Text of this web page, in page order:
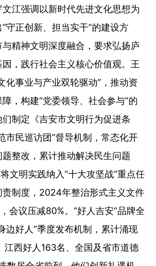
江强调以新时代先进文化思想为
守正创新、担当实干”的建设方
精神文明深度融合，要求弘扬庐
，践行社会主义核心价值观。王
化事业与产业双轮驱动”，推动资
，构建“党委领导、社会参与”的
制定《吉安市文明行为促进条
市民巡访团”督导机制，常态化开
整改，累计推动解决民生问题
文明实践纳入“十大攻坚战”重点任
责制度，2024年整治形式主义文件
会议压减80%。“好人吉安”品牌全
边好人”季度发布机制，累计涌现
江西好人163名、全国及省市道德